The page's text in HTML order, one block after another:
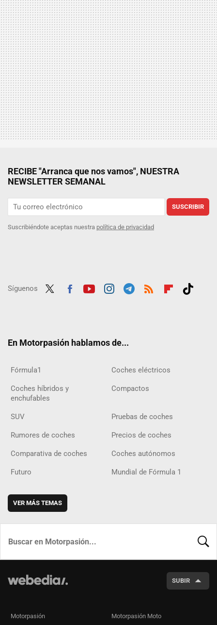
RECIBE "Arranca que nos vamos", NUESTRA
NEWSLETTER SEMANAL
SUSCRIBIR
Suscribiéndote aceptas nuestra política de privacidad
Síguenos
En Motorpasión hablamos de...
Fórmula1 Coches eléctricos
Coches híbridos y
enchufables
Compactos
SUV Pruebas de coches
Rumores de coches Precios de coches
Comparativa de coches Coches autónomos
Futuro Mundial de Fórmula 1
VER MÁS TEMAS
SUBIR
Motorpasión Motorpasión Moto